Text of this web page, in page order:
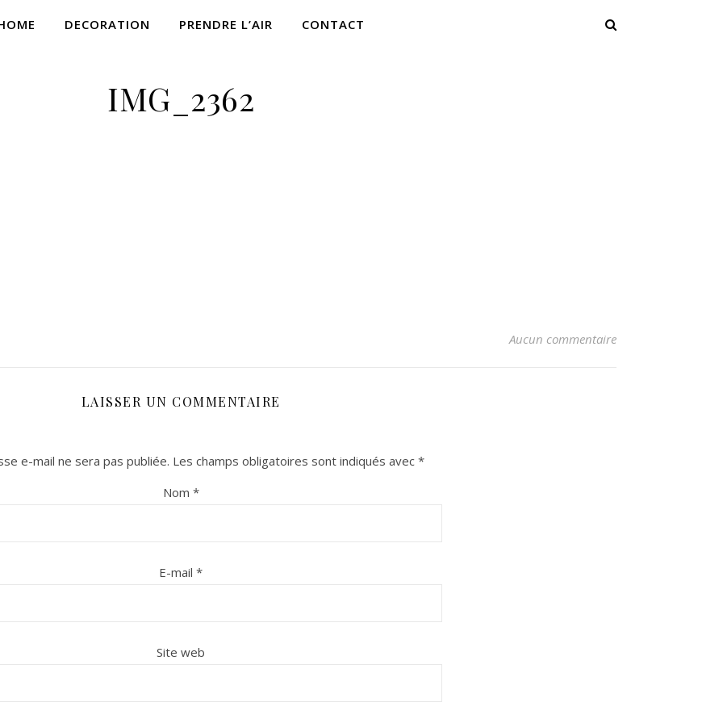
DECORATION PRENDRE L’AIR CONTACT
IMG_2362
Aucun commentaire
LAISSER UN COMMENTAIRE
e-mail ne sera pas publiée. Les champs obligatoires sont indiqués avec *
Nom *
E-mail *
Site web